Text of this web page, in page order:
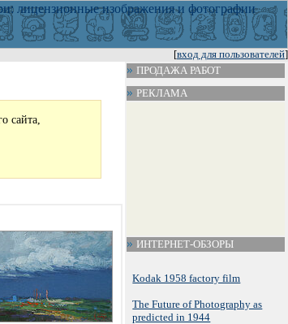
[вход для пользователей]
сайта,
ПРОДАЖА РАБОТ
РЕКЛАМА
ИНТЕРНЕТ-ОБЗОРЫ
Kodak 1958 factory film
The Future of Photography as
predicted in 1944